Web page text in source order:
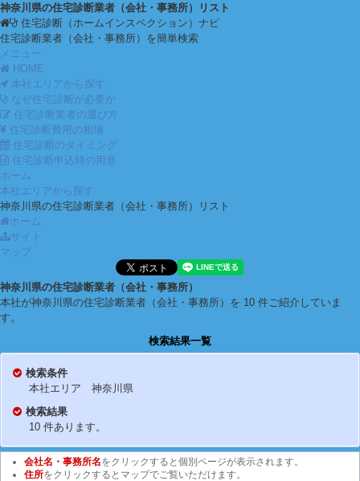
神奈川県の住宅診断業者（会社・事務所）リスト
住宅診断（ホームインスペクション）ナビ
住宅診断業者（会社・事務所）を簡単検索
メニュー
HOME
本社エリアから探す
なぜ住宅診断が必要か
住宅診断業者の選び方
住宅診断費用の相場
住宅診断のタイミング
住宅診断申込時の用意
ホーム
本社エリアから探す
神奈川県の住宅診断業者（会社・事務所）リスト
ホーム
サイト
マップ
神奈川県の住宅診断業者（会社・事務所）
本社が神奈川県の住宅診断業者（会社・事務所）を 10 件ご紹介していま
す。
検索結果一覧
検索条件
本社エリア 神奈川県
検索結果
10 件あります。
会社名・事務所名をクリックすると個別ページが表示されます。
住所をクリックするとマップでご覧いただけます。